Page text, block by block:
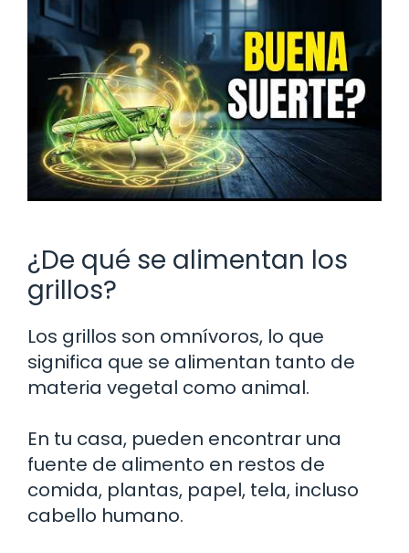
¿De qué se alimentan los
grillos?
Los grillos son omnívoros, lo que
significa que se alimentan tanto de
materia vegetal como animal.
En tu casa, pueden encontrar una
fuente de alimento en restos de
comida, plantas, papel, tela, incluso
cabello humano.